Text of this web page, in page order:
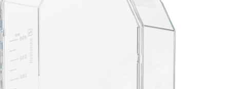
Oberfläche: Cell+, für
anspruchsvolle
Codierungsfarbe: